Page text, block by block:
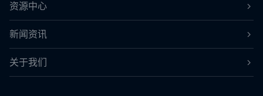
资源中心
新闻资讯
关于我们